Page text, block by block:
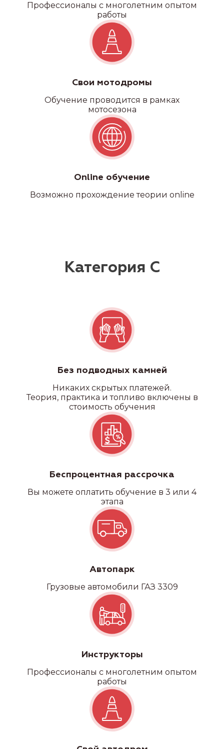
Профессионалы с многолетним опытом
работы
Свои мотодромы
Обучение проводится в рамках
мотосезона
Online обучение
Возможно прохождение теории online
Без подводных камней
Никаких скрытых платежей.
Теория, практика и топливо включены в
стоимость обучения
Беспроцентная рассрочка
Вы можете оплатить обучение в 3 или 4
этапа
Автопарк
Грузовые автомобили ГАЗ 3309
Инструкторы
Профессионалы с многолетним опытом
работы
Квадроцикл/снегоход
Наши
филиалы